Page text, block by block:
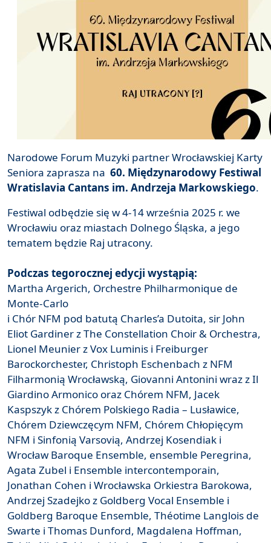
Narodowe Forum Muzyki partner Wrocławskiej Karty
Seniora zaprasza na 60. Międzynarodowy Festiwal
Wratislavia Cantans im. Andrzeja Markowskiego.
Festiwal odbędzie się w 4-14 września 2025 r. we
Wrocławiu oraz miastach Dolnego Śląska, a jego
tematem będzie Raj utracony.
Podczas tegorocznej edycji wystąpią:
Martha Argerich, Orchestre Philharmonique de
Monte-Carlo
i Chór NFM pod batutą Charles’a Dutoita, sir John
Eliot Gardiner z The Constellation Choir & Orchestra,
Lionel Meunier z Vox Luminis i Freiburger
Barockorchester, Christoph Eschenbach z NFM
Filharmonią Wrocławską, Giovanni Antonini wraz z Il
Giardino Armonico oraz Chórem NFM, Jacek
Kaspszyk z Chórem Polskiego Radia – Lusławice,
Chórem Dziewczęcym NFM, Chórem Chłopięcym
NFM i Sinfonią Varsovią, Andrzej Kosendiak i
Wrocław Baroque Ensemble, ensemble Peregrina,
Agata Zubel i Ensemble intercontemporain,
Jonathan Cohen i Wrocławska Orkiestra Barokowa,
Andrzej Szadejko z Goldberg Vocal Ensemble i
Goldberg Baroque Ensemble, Théotime Langlois de
Swarte i Thomas Dunford, Magdalena Hoffman,